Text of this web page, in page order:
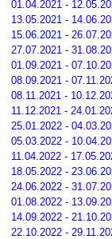
01.04.2021 -
13.05.2021 -
15.06.2021 -
27.07.2021 -
01.09.2021 -
08.09.2021 -
08.11.2021 -
11.12.2021 -
25.01.2022 -
05.03.2022 -
11.04.2022 -
18.05.2022 -
24.06.2022 -
01.08.2022 -
14.09.2022 -
22.10.2022 -